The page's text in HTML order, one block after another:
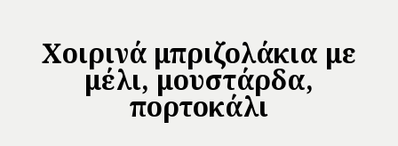
Χοιρινά μπριζολάκια με
μέλι, μουστάρδα,
πορτοκάλι